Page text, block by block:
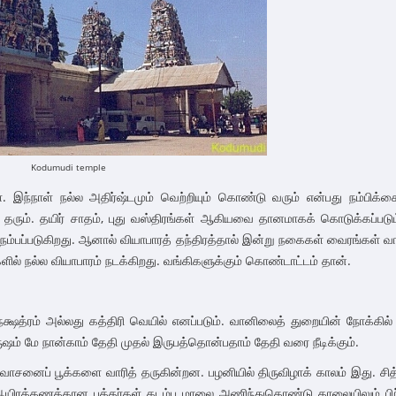
Kodumudi temple
நல்ல அதிர்ஷ்டமும் வெற்றியும் கொண்டு வரும் என்பது
தயிர் சாதம், புது வஸ்திரங்கள் ஆகியவை தானமாகக்
ஆனால் வியாபாரத் தந்திரத்தால் இன்று நகைகள் வைரங்கள்
நல்ல வியாபாரம் நடக்கிறது. வங்கிகளுக்கும் கொண்டாட்டம் தான்.
அல்லது கத்திரி வெயில் எனப்படும். வானிலைத் துறையின் நோக்கில்
மே நான்காம் தேதி முதல் இருபத்தொன்பதாம் தேதி வரை நீடிக்கும்.
பூக்களை வாரித் தருகின்றன. பழனியில் திருவிழாக் காலம் இது.